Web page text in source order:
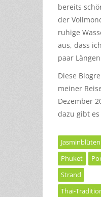
bereits
der
ruhige
aus, dass
paar
Diese
meiner
Dezember
dazu gibt es
Jasminblüten
Phuket
Strand
Thai-